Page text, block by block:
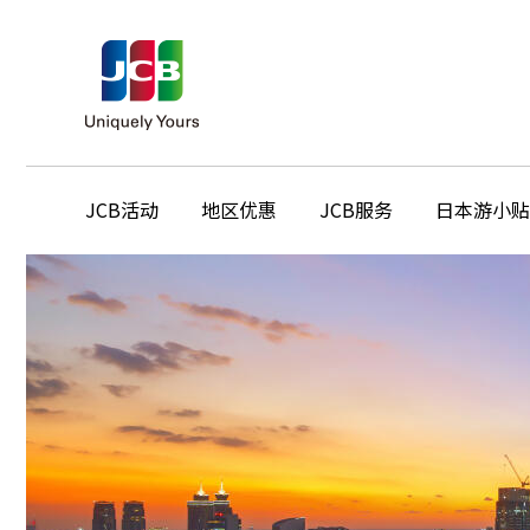
JCB活动 地区优惠 JCB服务 日本游小